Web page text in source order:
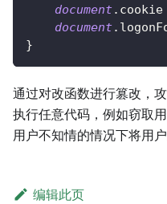
document. cookie
document.
}
通过对改函数进行篡改，
执行任意代码，例如窃取
用户不知情的情况下将用
编辑此页